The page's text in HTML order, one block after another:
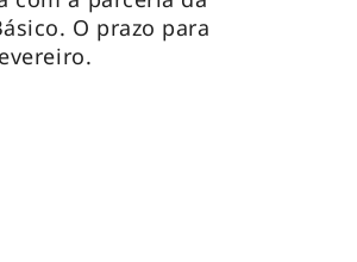
O prazo para